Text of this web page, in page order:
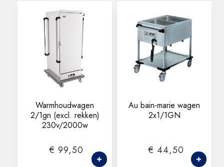
Warmhoudwagen
2/1gn (excl. rekken)
230v/2000w
€ 99,50
Au bain-marie wagen
2x1/1GN
€ 44,50